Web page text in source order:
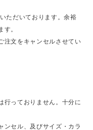
ただいております。余裕
。
注文をキャンセルさせてい
行っておりません。十分に
ンセル、及びサイズ・カラ